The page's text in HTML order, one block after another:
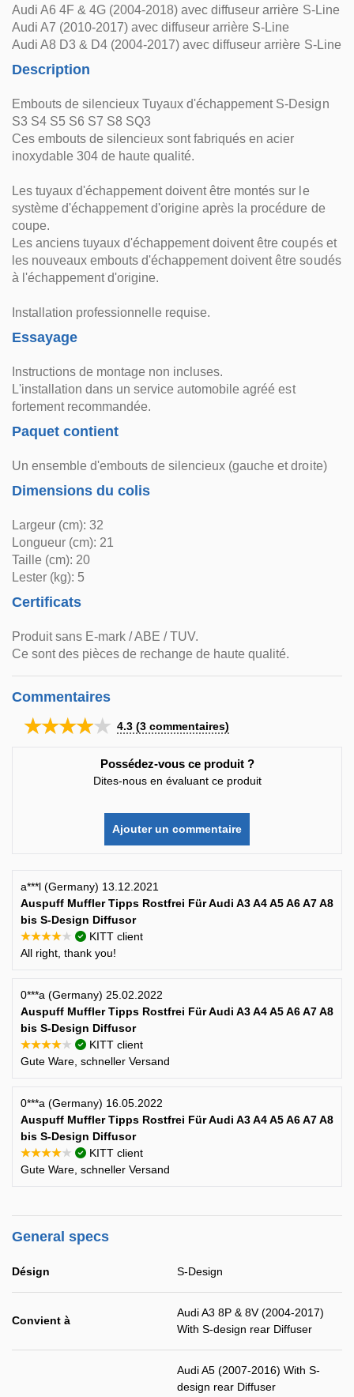
Audi A6 4F & 4G (2004-2018) avec diffuseur arrière S-Line
Audi A7 (2010-2017) avec diffuseur arrière S-Line
Audi A8 D3 & D4 (2004-2017) avec diffuseur arrière S-Line
Description
Embouts de silencieux Tuyaux d'échappement S-Design
S3 S4 S5 S6 S7 S8 SQ3
Ces embouts de silencieux sont fabriqués en acier
inoxydable 304 de haute qualité.
Les tuyaux d'échappement doivent être montés sur le
système d'échappement d'origine après la procédure de
coupe.
Les anciens tuyaux d'échappement doivent être coupés et
les nouveaux embouts d'échappement doivent être soudés
à l'échappement d'origine.
Installation professionnelle requise.
Essayage
Instructions de montage non incluses.
L'installation dans un service automobile agréé est
fortement recommandée.
Paquet contient
Un ensemble d'embouts de silencieux (gauche et droite)
Dimensions du colis
Largeur (cm): 32
Longueur (cm): 21
Taille (cm): 20
Lester (kg): 5
Certificats
Produit sans E-mark / ABE / TUV.
Ce sont des pièces de rechange de haute qualité.
Commentaires
★★★★★ 4.3 (3 commentaires)
Possédez-vous ce produit ?
Dites-nous en évaluant ce produit
Ajouter un commentaire
a***l (Germany) 13.12.2021
Auspuff Muffler Tipps Rostfrei Für Audi A3 A4 A5 A6 A7 A8
bis S-Design Diffusor
★★★★★
KITT client
All right, thank you!
0***a (Germany) 25.02.2022
Auspuff Muffler Tipps Rostfrei Für Audi A3 A4 A5 A6 A7 A8
bis S-Design Diffusor
★★★★★
KITT client
Gute Ware, schneller Versand
0***a (Germany) 16.05.2022
Auspuff Muffler Tipps Rostfrei Für Audi A3 A4 A5 A6 A7 A8
bis S-Design Diffusor
★★★★★
KITT client
Gute Ware, schneller Versand
General specs
Désign S-Design
Convient à
Audi A3 8P & 8V (2004-2017)
With S-design rear Diffuser
Audi A5 (2007-2016) With S-
design rear Diffuser